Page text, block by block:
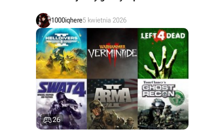
1000iqhere5 kwietnia 2026
26